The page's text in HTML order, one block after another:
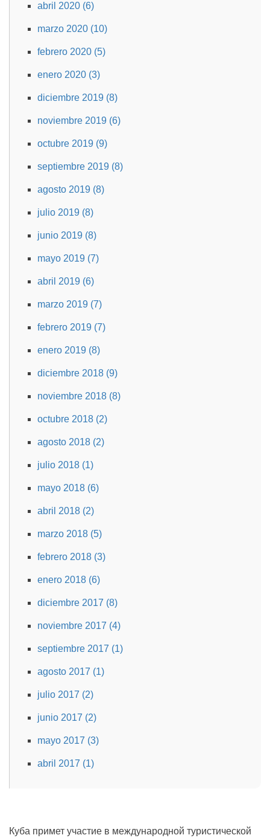
abril 2020 (6)
marzo 2020 (10)
febrero 2020 (5)
enero 2020 (3)
diciembre 2019 (8)
noviembre 2019 (6)
octubre 2019 (9)
septiembre 2019 (8)
agosto 2019 (8)
julio 2019 (8)
junio 2019 (8)
mayo 2019 (7)
abril 2019 (6)
marzo 2019 (7)
febrero 2019 (7)
enero 2019 (8)
diciembre 2018 (9)
noviembre 2018 (8)
octubre 2018 (2)
agosto 2018 (2)
julio 2018 (1)
mayo 2018 (6)
abril 2018 (2)
marzo 2018 (5)
febrero 2018 (3)
enero 2018 (6)
diciembre 2017 (8)
noviembre 2017 (4)
septiembre 2017 (1)
agosto 2017 (1)
julio 2017 (2)
junio 2017 (2)
mayo 2017 (3)
abril 2017 (1)
Куба примет участие в международной туристической